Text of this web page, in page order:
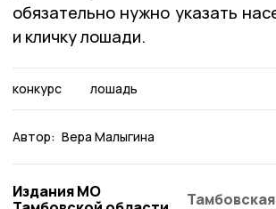
обязательно нужно указать
и кличку лошади.
конкурс лошадь
Автор: Вера Малыгина
Издания МО